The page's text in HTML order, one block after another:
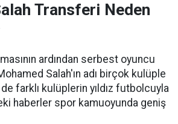
Transferi Neden
ardından serbest oyuncu
Salah'ın adı birçok kulüple
de farklı kulüplerin yıldız futbolcuyla
haberler spor kamuoyunda geniş